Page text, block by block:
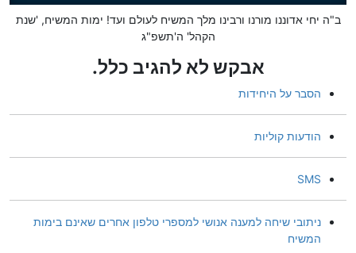
ב"ה יחי אדוננו מורנו ורבינו מלך המשיח לעולם ועד! ימות המשיח, 'שנת
הקהל' ה'תשפ"ג
אבקש לא להגיב כלל.
הסבר על היחידות
הודעות קוליות
SMS
ניתובי שיחה למענה אנושי למספרי טלפון אחרים שאינם בימות
המשיח